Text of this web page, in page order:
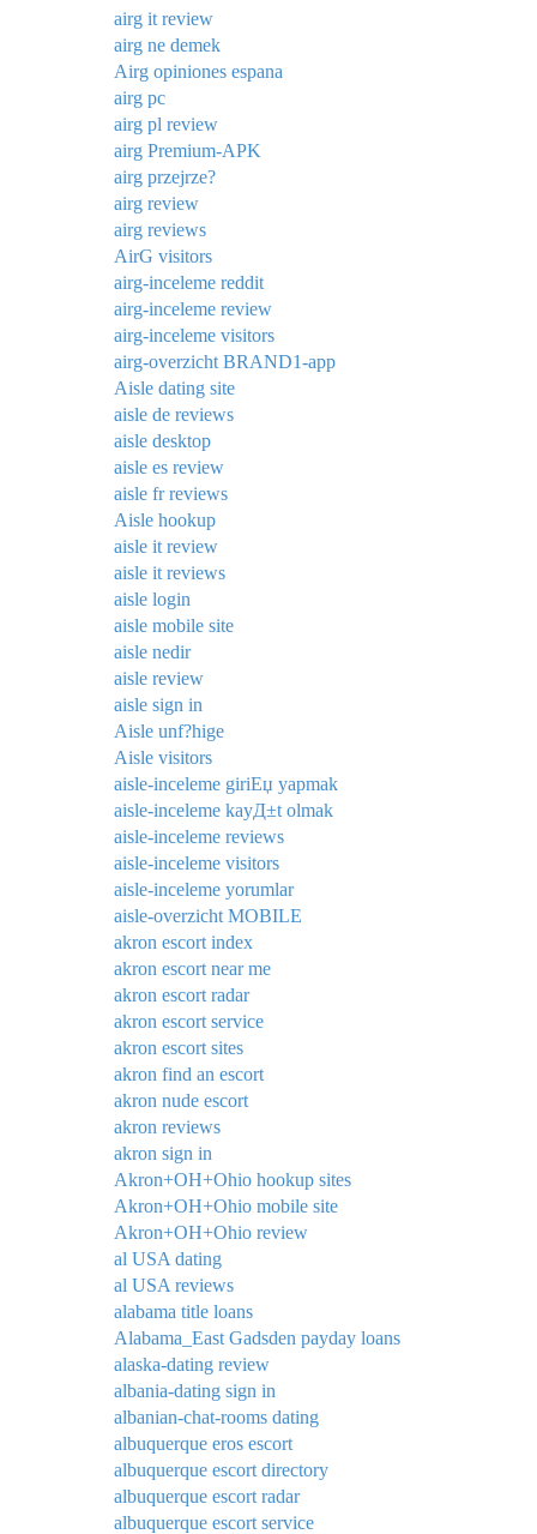
airg it review
airg ne demek
Airg opiniones espana
airg pc
airg pl review
airg Premium-APK
airg przejrze?
airg review
airg reviews
AirG visitors
airg-inceleme reddit
airg-inceleme review
airg-inceleme visitors
airg-overzicht BRAND1-app
Aisle dating site
aisle de reviews
aisle desktop
aisle es review
aisle fr reviews
Aisle hookup
aisle it review
aisle it reviews
aisle login
aisle mobile site
aisle nedir
aisle review
aisle sign in
Aisle unf?hige
Aisle visitors
aisle-inceleme giriЕџ yapmak
aisle-inceleme kayД±t olmak
aisle-inceleme reviews
aisle-inceleme visitors
aisle-inceleme yorumlar
aisle-overzicht MOBILE
akron escort index
akron escort near me
akron escort radar
akron escort service
akron escort sites
akron find an escort
akron nude escort
akron reviews
akron sign in
Akron+OH+Ohio hookup sites
Akron+OH+Ohio mobile site
Akron+OH+Ohio review
al USA dating
al USA reviews
alabama title loans
Alabama_East Gadsden payday loans
alaska-dating review
albania-dating sign in
albanian-chat-rooms dating
albuquerque eros escort
albuquerque escort directory
albuquerque escort radar
albuquerque escort service